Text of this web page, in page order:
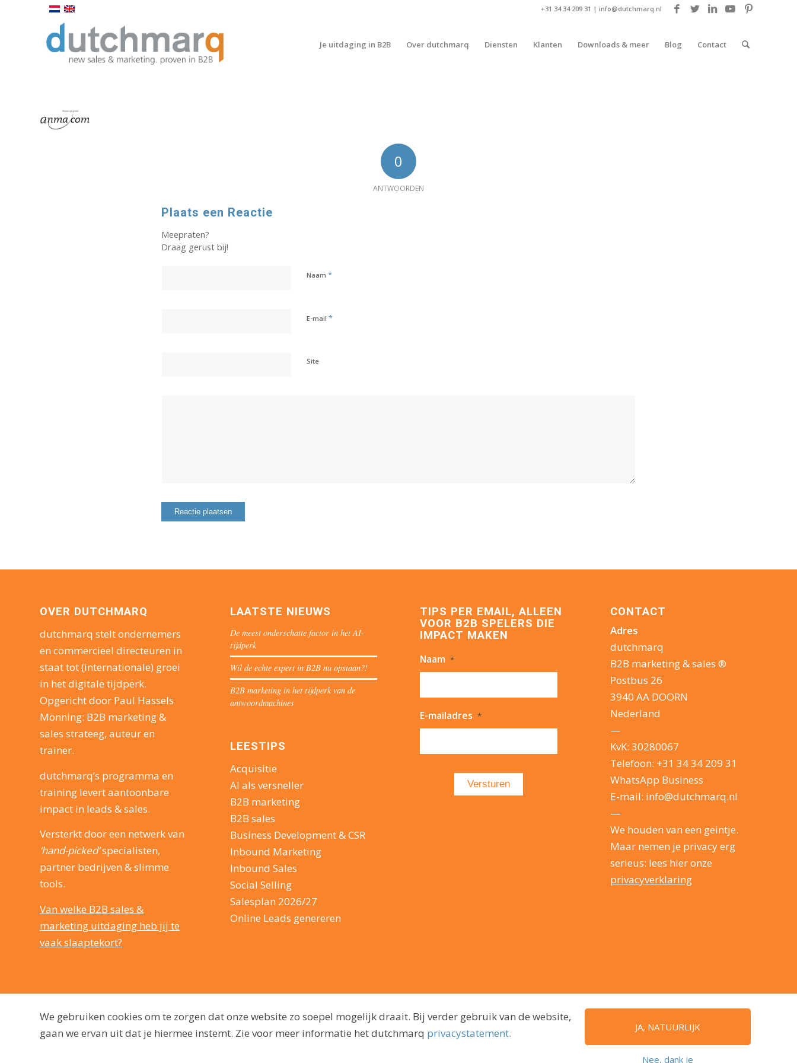
+31 34 34 209 31 | info@dutchmarq.nl
Je uitdaging in B2B Over dutchmarq Diensten Klanten Downloads & meer Blog Contact
0
ANTWOORDEN
Plaats een Reactie
Meepraten?
Draag gerust bij!
Naam *
E-mail *
Site
OVER DUTCHMARQ
dutchmarq stelt ondernemers
en commercieel directeuren in
staat tot (internationale) groei
in het digitale tijdperk.
Opgericht door Paul Hassels
Mönning: B2B marketing &
sales strateeg, auteur en
trainer.
dutchmarq’s programma en
training levert aantoonbare
impact in leads & sales.
Versterkt door een netwerk van
‘hand-picked’specialisten,
partner bedrijven & slimme
tools.
Van welke B2B sales &
marketing uitdaging heb jij te
vaak slaaptekort?
LAATSTE NIEUWS
De meest onderschatte factor in het AI-
tijdperk
Wil de echte expert in B2B nu opstaan?!
B2B marketing in het tijdperk van de
antwoordmachines
LEESTIPS
Acquisitie
AI als versneller
B2B marketing
B2B sales
Business Development & CSR
Inbound Marketing
Inbound Sales
Social Selling
Salesplan 2026/27
Online Leads genereren
TIPS PER EMAIL, ALLEEN
VOOR B2B SPELERS DIE
IMPACT MAKEN
Naam *
E-mailadres *
CONTACT
Adres
dutchmarq
B2B marketing & sales ®
Postbus 26
3940 AA DOORN
Nederland
—
KvK: 30280067
Telefoon: +31 34 34 209 31
WhatsApp Business
E-mail: info@dutchmarq.nl
—
We houden van een geintje.
Maar nemen je privacy erg
serieus: lees hier onze
privacyverklaring
We gebruiken cookies om te zorgen dat onze website zo soepel mogelijk draait. Bij verder gebruik van de website,
gaan we ervan uit dat je hiermee instemt. Zie voor meer informatie het dutchmarq privacystatement. JA, NATUURLIJK
Nee, dank je